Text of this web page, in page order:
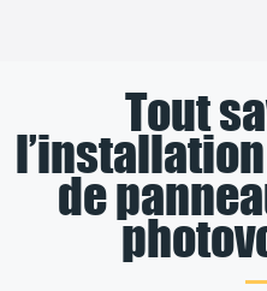
Tout
de